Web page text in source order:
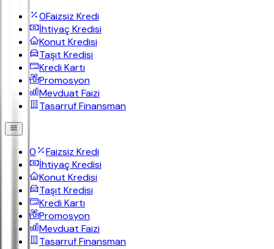
0Faizsiz Kredi
İhtiyaç Kredisi
Konut Kredisi
Taşıt Kredisi
Kredi Kartı
Promosyon
Mevduat Faizi
Tasarruf Finansman
0
Faizsiz Kredi
İhtiyaç Kredisi
Konut Kredisi
Taşıt Kredisi
Kredi Kartı
Promosyon
Mevduat Faizi
Tasarruf Finansman